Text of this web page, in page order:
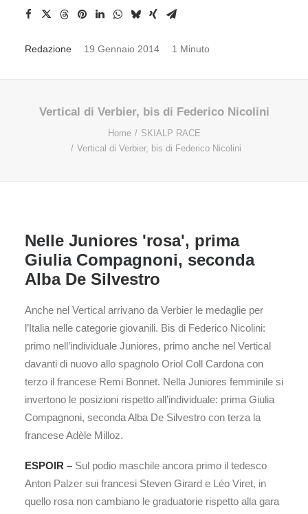
Redazione 19 Gennaio 2014 1 Minuto
Vertical di Verbier, bis di Federico Nicolini
Home
SKIALP RACE
Vertical di Verbier, bis di Federico Nicolini
Nelle Juniores 'rosa', prima
Giulia Compagnoni, seconda
Alba De Silvestro
Anche nel Vertical arrivano da Verbier le medaglie per
l’Italia nelle categorie giovanili. Bis di Federico Nicolini:
primo nell’individuale Juniores, primo anche nel Vertical
davanti di nuovo allo spagnolo Oriol Coll Cardona con
terzo il francese Remi Bonnet. Nella Juniores femminile si
invertono le posizioni rispetto all’individuale: prima Giulia
Compagnoni, seconda Alba De Silvestro con terza la
francese Adèle Milloz.
ESPOIR – Sul podio maschile ancora primo il tedesco
Anton Palzer sui francesi Steven Girard e Léo Viret, in
quello rosa non cambiano le graduatorie rispetto alla gara